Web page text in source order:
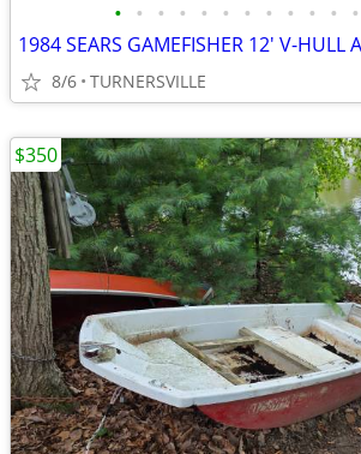
• • • • • • • • • • • •
8/6 TURNERSVILLE
$350